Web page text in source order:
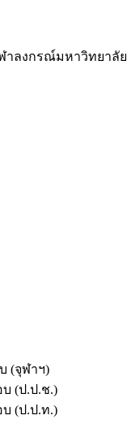
าลงกรณ์มหาวิทยาลัย
(จุฬาฯ)
(ป.ป.ช.)
(ป.ป.ท.)